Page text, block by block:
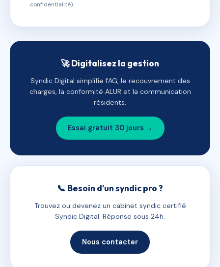
confidentialité).
🚀 Digitalisez la gestion
Syndic Digital simplifie l'AG, le recouvrement des
charges, la conformité ALUR et la communication
résidents.
Essai gratuit 30 jours →
📞 Besoin d'un syndic pro ?
Trouvez ou devenez un cabinet syndic certifié
Syndic Digital. Réponse sous 24h.
Nous contacter